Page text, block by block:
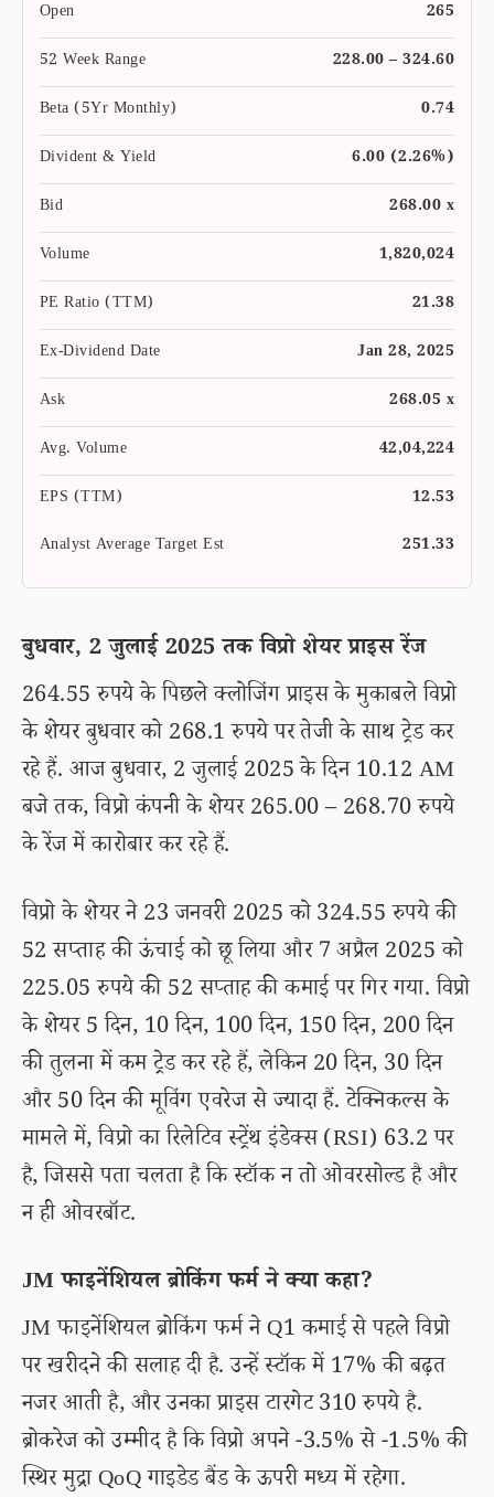
Open
265
52 Week Range
228.00 – 324.60
Beta (5Yr Monthly)
0.74
Divident & Yield
6.00 (2.26%)
Bid
268.00 x
Volume
1,820,024
PE Ratio (TTM)
21.38
Ex-Dividend Date
Jan 28, 2025
Ask
268.05 x
Avg. Volume
42,04,224
EPS (TTM)
12.53
Analyst Average Target Est
251.33
बुधवार, 2 जुलाई 2025 तक विप्रो शेयर प्राइस रेंज
264.55 रुपये के पिछले क्लोजिंग प्राइस के मुकाबले विप्रो
के शेयर बुधवार को 268.1 रुपये पर तेजी के साथ ट्रेड कर
रहे हैं. आज बुधवार, 2 जुलाई 2025 के दिन 10.12 AM
बजे तक, विप्रो कंपनी के शेयर 265.00 – 268.70 रुपये
के रेंज में कारोबार कर रहे हैं.
विप्रो के शेयर ने 23 जनवरी 2025 को 324.55 रुपये की
52 सप्ताह की ऊंचाई को छू लिया और 7 अप्रैल 2025 को
225.05 रुपये की 52 सप्ताह की कमाई पर गिर गया. विप्रो
के शेयर 5 दिन, 10 दिन, 100 दिन, 150 दिन, 200 दिन
की तुलना में कम ट्रेड कर रहे हैं, लेकिन 20 दिन, 30 दिन
और 50 दिन की मूविंग एवरेज से ज्यादा हैं. टेक्निकल्स के
मामले में, विप्रो का रिलेटिव स्ट्रेंथ इंडेक्स (RSI) 63.2 पर
है, जिससे पता चलता है कि स्टॉक न तो ओवरसोल्ड है और
न ही ओवरबॉट.
JM फाइनेंशियल ब्रोकिंग फर्म ने क्या कहा?
JM फाइनेंशियल ब्रोकिंग फर्म ने Q1 कमाई से पहले विप्रो
पर खरीदने की सलाह दी है. उन्हें स्टॉक में 17% की बढ़त
नजर आती है, और उनका प्राइस टारगेट 310 रुपये है.
ब्रोकरेज को उम्मीद है कि विप्रो अपने -3.5% से -1.5% की
स्थिर मुद्रा QoQ गाइडेड बैंड के ऊपरी मध्य में रहेगा.